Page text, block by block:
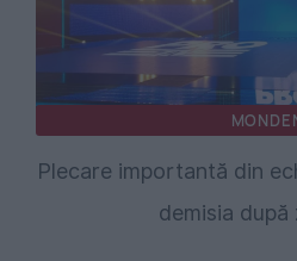
Plecare importantă din
demisia după